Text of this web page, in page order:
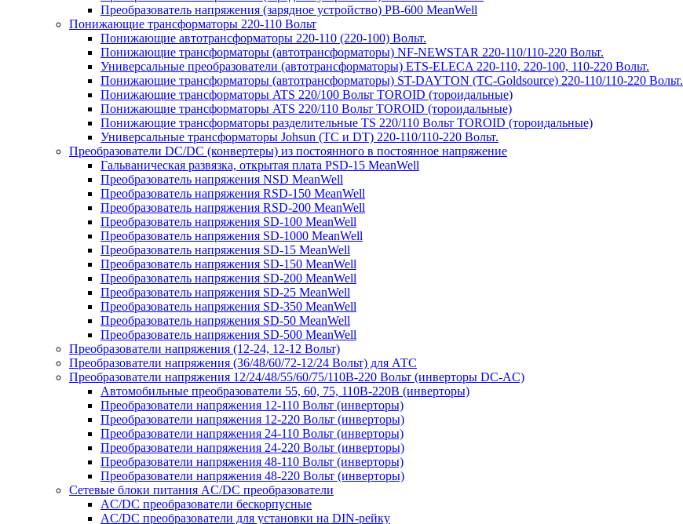
Преобразователь напряжения (зарядное устройство) PB-600 MeanWell
Понижающие трансформаторы 220-110 Вольт
Понижающие автотрансформаторы 220-110 (220-100) Вольт.
Понижающие трансформаторы (автотрансформаторы) NF-NEWSTAR 220-110/110-220 Вольт.
Универсальные преобразователи (автотрансформаторы) ETS-ELECA 220-110, 220-100, 110-220 Вольт.
Понижающие трансформаторы (автотрансформаторы) ST-DAYTON (TC-Goldsource) 220-110/110-220 Вольт.
Понижающие трансформаторы ATS 220/100 Вольт TOROID (тороидальные)
Понижающие трансформаторы ATS 220/110 Вольт TOROID (тороидальные)
Понижающие трансформаторы разделительные TS 220/110 Вольт TOROID (тороидальные)
Универсальные трансформаторы Johsun (TС и DT) 220-110/110-220 Вольт.
Преобразователи DC/DC (конвертеры) из постоянного в постоянное напряжение
Гальваническая развязка, открытая плата PSD-15 MeanWell
Преобразователь напряжения NSD MeanWell
Преобразователь напряжения RSD-150 MeanWell
Преобразователь напряжения RSD-200 MeanWell
Преобразователь напряжения SD-100 MeanWell
Преобразователь напряжения SD-1000 MeanWell
Преобразователь напряжения SD-15 MeanWell
Преобразователь напряжения SD-150 MeanWell
Преобразователь напряжения SD-200 MeanWell
Преобразователь напряжения SD-25 MeanWell
Преобразователь напряжения SD-350 MeanWell
Преобразователь напряжения SD-50 MeanWell
Преобразователь напряжения SD-500 MeanWell
Преобразователи напряжения (12-24, 12-12 Вольт)
Преобразователи напряжения (36/48/60/72-12/24 Вольт) для АТС
Преобразователи напряжения 12/24/48/55/60/75/110В-220 Вольт (инверторы DC-AC)
Автомобильные преобразователи 55, 60, 75, 110В-220В (инверторы)
Преобразователи напряжения 12-110 Вольт (инверторы)
Преобразователи напряжения 12-220 Вольт (инверторы)
Преобразователи напряжения 24-110 Вольт (инверторы)
Преобразователи напряжения 24-220 Вольт (инверторы)
Преобразователи напряжения 48-110 Вольт (инверторы)
Преобразователи напряжения 48-220 Вольт (инверторы)
Сетевые блоки питания AC/DC преобразователи
AC/DC преобразователи бескорпусные
AC/DC преобразователи для установки на DIN-рейку